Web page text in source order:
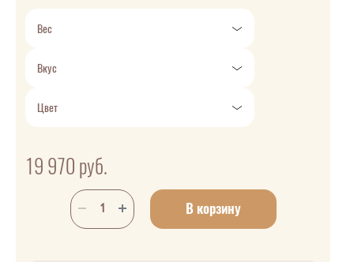
Вес
Вкус
Цвет
19 970 руб.
В корзину